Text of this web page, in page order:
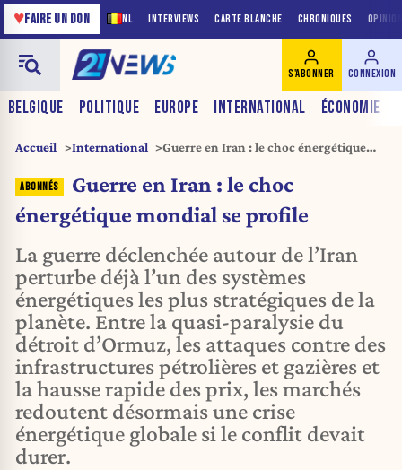
NL INTERVIEWS CARTE BLANCHE CHRONIQUES
♥FAIRE UN DON
BELGIQUE POLITIQUE EUROPE INTERNATIONAL ÉCONOMIE
S'ABONNER CONNEXION
Accueil International
Guerre en Iran : le choc énergétique
Guerre en Iran : le choc
énergétique mondial se profile
La guerre déclenchée autour de l’Iran
perturbe déjà l’un des systèmes
énergétiques les plus stratégiques de la
planète. Entre la quasi-paralysie du
détroit d’Ormuz, les attaques contre des
infrastructures pétrolières et gazières et
la hausse rapide des prix, les marchés
redoutent désormais une crise
énergétique globale si le conflit devait
durer.